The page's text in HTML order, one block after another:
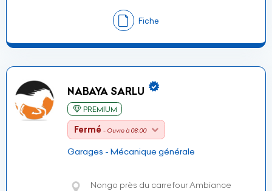
Fiche
NABAYA SARLU
PREMIUM
Fermé - Ouvre à 08:00
Garages - Mécanique générale
Nongo près du carrefour Ambiance